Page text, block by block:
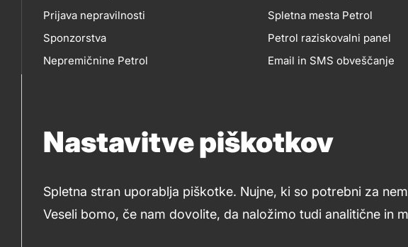
Nastavitve piškotkov
Spletna stran uporablja piškotke. Nujne, ki so potrebni za
Veseli bomo, če nam dovolite, da naložimo tudi analitične in
Prijava nepravilnosti
Sponzorstva
Nepremičnine Petrol
IN
Spletna mesta Petrol
Petrol raziskovalni panel
Email in SMS obveščanje
Social
media
Varstvo